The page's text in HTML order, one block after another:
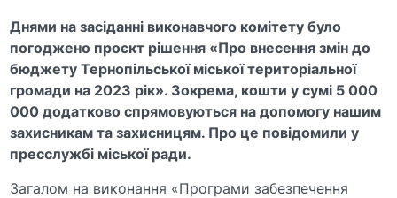
Днями на засіданні виконавчого комітету було
погоджено проєкт рішення «Про внесення змін до
бюджету Тернопільської міської територіальної
громади на 2023 рік». Зокрема, кошти у сумі 5 000
000 додатково спрямовуються на допомогу нашим
захисникам та захисницям. Про це повідомили у
пресслужбі міської ради.
Загалом на виконання «Програми забезпечення